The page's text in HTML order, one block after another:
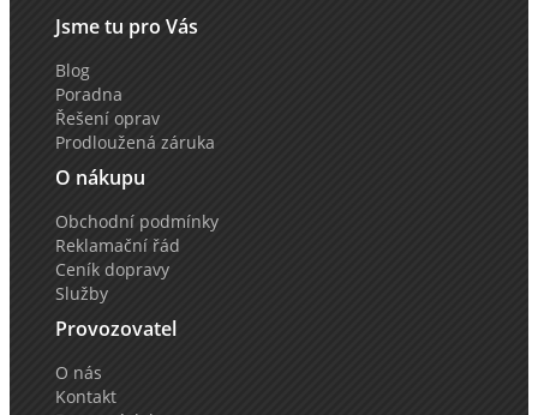
Jsme tu pro Vás
Blog
Poradna
Řešení oprav
Prodloužená záruka
O nákupu
Obchodní podmínky
Reklamační řád
Ceník dopravy
Služby
Provozovatel
O nás
Kontakt